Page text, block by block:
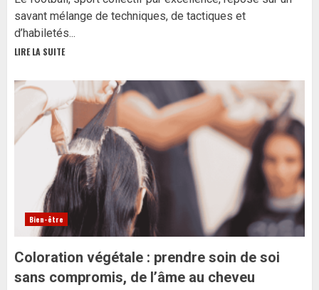
savant mélange de techniques, de tactiques et
d’habiletés...
LIRE LA SUITE
Bien-être
Coloration végétale : prendre soin de soi
sans compromis, de l’âme au cheveu